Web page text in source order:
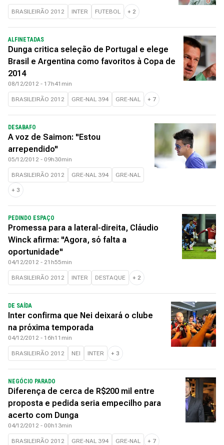
BRASILEIRÃO 2012 INTER FUTEBOL + 2
ALFINETADAS
Dunga critica seleção de Portugal e elege
Brasil e Argentina como favoritos à Copa de
2014
08/12/2012 - 17h41min
BRASILEIRÃO 2012 GRE-NAL 394 GRE-NAL + 7
DESABAFO
A voz de Saimon: "Estou
arrependido"
05/12/2012 - 09h30min
BRASILEIRÃO 2012 GRE-NAL 394 GRE-NAL
+ 3
PEDINDO ESPAÇO
Promessa para a lateral-direita, Cláudio
Winck afirma: "Agora, só falta a
oportunidade"
04/12/2012 - 21h55min
BRASILEIRÃO 2012 INTER DESTAQUE + 2
DE SAÍDA
Inter confirma que Nei deixará o clube
na próxima temporada
04/12/2012 - 16h11min
BRASILEIRÃO 2012 NEI INTER + 3
NEGÓCIO PARADO
Diferença de cerca de R$200 mil entre
proposta e pedida seria empecilho para
acerto com Dunga
04/12/2012 - 00h13min
BRASILEIRÃO 2012 GRE-NAL 394 GRE-NAL + 7